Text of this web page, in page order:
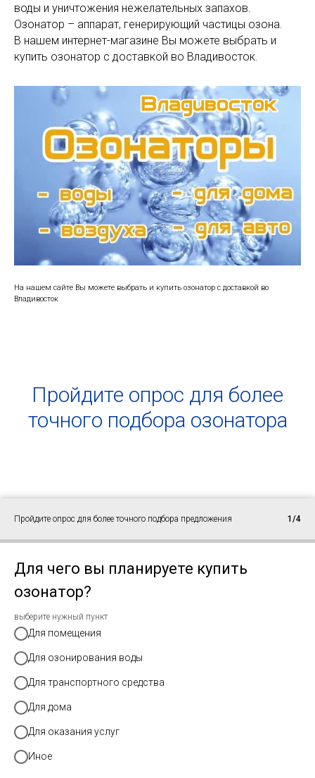
воды и уничтожения нежелательных запахов.
Озонатор – аппарат, генерирующий частицы озона.
В нашем интернет-магазине Вы можете выбрать и
купить озонатор с доставкой во Владивосток.
На нашем сайте Вы можете выбрать и купить озонатор с доставкой во
Владивосток
Пройдите опрос для более
точного подбора озонатора
Пройдите опрос для более точного подбора предложения 1/4
Для чего вы планируете купить
озонатор?
выберите нужный пункт
Для помещения
Для озонирования воды
Для транспортного средства
Для дома
Для оказания услуг
Иное